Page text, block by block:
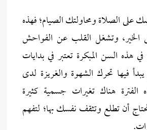
على الصلاة ومحاولتك الصيام؛ فهذه
الخير، وتشغل القلب عن الفواحش
هذه السن المبكرة تعتبر في بدايات
فيها تحرك الشهوة والغريزة لدى
الفترة هناك تغيرات جسمية كثيرة
أن تطلع وتثقف نفسك بها؛ لتفهم